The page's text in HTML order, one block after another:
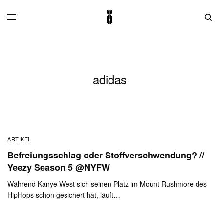
adidas
ARTIKEL
Befreiungsschlag oder Stoffverschwendung? //
Yeezy Season 5 @NYFW
Während Kanye West sich seinen Platz im Mount Rushmore des
HipHops schon gesichert hat, läuft…